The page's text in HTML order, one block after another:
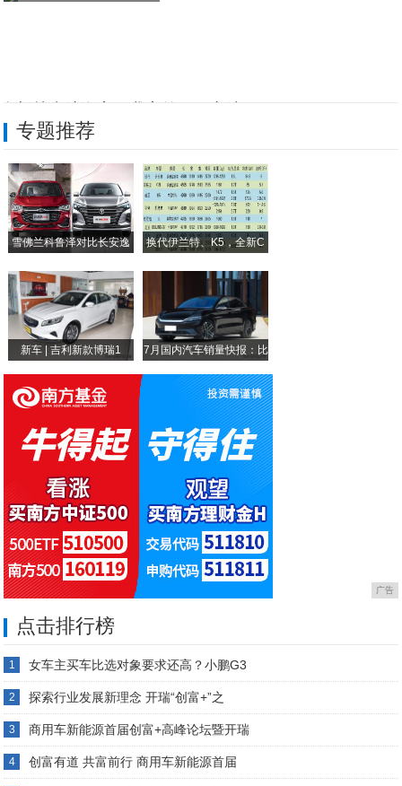
全新林肯航海家，让我出行更加得心应手
全新航海家家庭用车首选 为出行释放满满安
全新航海家氛围感拿捏 无法抵抗#新航海家
全新林肯航海家：巨能“装”！
专题推荐
雪佛兰科鲁泽对比长安逸
换代伊兰特、K5，全新C
新车 | 吉利新款博瑞1 7月国内汽车销量快报：比
广告
点击排行榜
1 女车主买车比选对象要求还高？小鹏G3
2 探索行业发展新理念 开瑞“创富+”之
3 商用车新能源首届创富+高峰论坛暨开瑞
4 创富有道 共富前行 商用车新能源首届